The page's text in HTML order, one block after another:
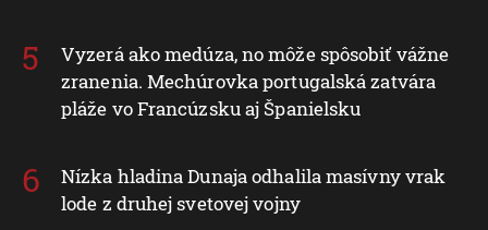
Vyzerá ako medúza, no môže spôsobiť vážne
zranenia. Mechúrovka portugalská zatvára
pláže vo Francúzsku aj Španielsku
Nízka hladina Dunaja odhalila masívny vrak
lode z druhej svetovej vojny